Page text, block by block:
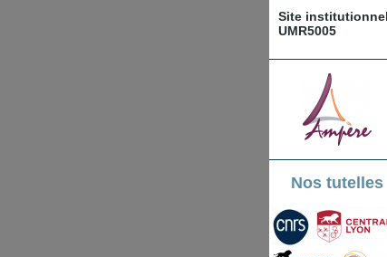
Site
UMR5005
Nos tutelles